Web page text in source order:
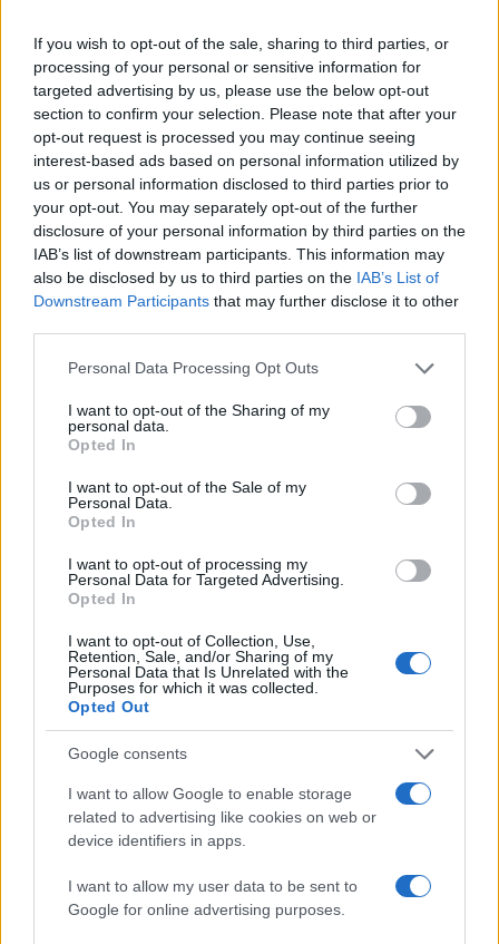
If you wish to opt-out of the sale, sharing to third parties, or
processing of your personal or sensitive information for
targeted advertising by us, please use the below opt-out
section to confirm your selection. Please note that after your
opt-out request is processed you may continue seeing
interest-based ads based on personal information utilized by
us or personal information disclosed to third parties prior to
your opt-out. You may separately opt-out of the further
disclosure of your personal information by third parties on the
IAB’s list of downstream participants. This information may
also be disclosed by us to third parties on the IAB’s List of
Downstream Participants that may further disclose it to other
Please note that this website/app uses one or more Google
not limited to your visit or usage behaviour. You may click to
grant or deny consent to Google and its third-party tags to
use your data for below specified purposes in below Google
consent section.
Personal Data Processing Opt Outs
I want to opt-out of the Sharing of my
personal data.
Opted In
I want to opt-out of the Sale of my
Personal Data.
Opted In
I want to opt-out of processing my
Personal Data for Targeted Advertising.
Opted In
I want to opt-out of Collection, Use,
Retention, Sale, and/or Sharing of my
Personal Data that Is Unrelated with the
Purposes for which it was collected.
Opted Out
Google consents
I want to allow Google to enable storage
related to advertising like cookies on web or
device identifiers in apps.
I want to allow my user data to be sent to
Google for online advertising purposes.
Continua a leggere
LIFESTYLE
patrimonio
Camilla Fiore · 7 Ago 2026
LIFESTYLE